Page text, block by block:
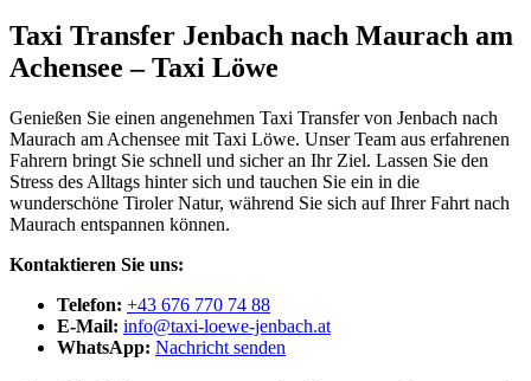
Taxi Transfer Jenbach nach Maurach am
Achensee – Taxi Löwe
Genießen Sie einen angenehmen Taxi Transfer von Jenbach nach
Maurach am Achensee mit Taxi Löwe. Unser Team aus erfahrenen
Fahrern bringt Sie schnell und sicher an Ihr Ziel. Lassen Sie den
Stress des Alltags hinter sich und tauchen Sie ein in die
wunderschöne Tiroler Natur, während Sie sich auf Ihrer Fahrt nach
Maurach entspannen können.
Kontaktieren Sie uns:
Telefon: +43 676 770 74 88
E-Mail: info@taxi-loewe-jenbach.at
WhatsApp: Nachricht senden